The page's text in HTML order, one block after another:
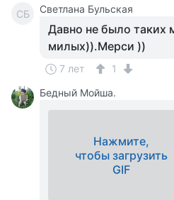
СБ Светлана Бульская
Давно не было таких
милых)).Мерси ))
7 лет
1
Бедный Мойша.
Нажмите,
чтобы загрузить
GIF